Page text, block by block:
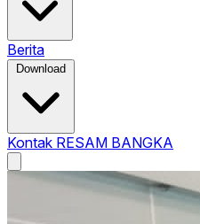
Berita
Download
Kontak RESAM BANGKA